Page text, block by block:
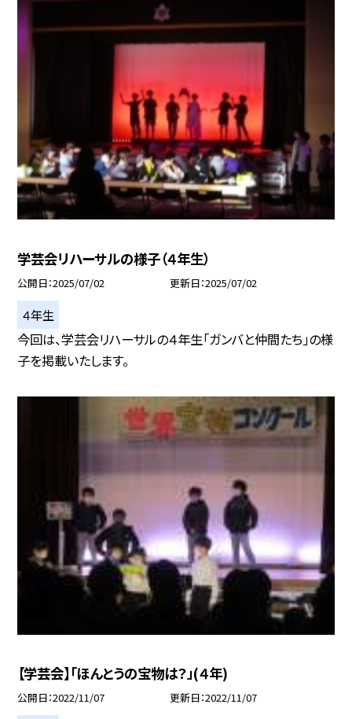
学芸会リハーサルの様子（４年生）
公開日 2025/07/02 更新日 2025/07/02
４年生
今回は、学芸会リハーサルの４年生「ガンバと仲間たち」の様
子を掲載いたします。
【学芸会】「ほんとうの宝物は？」(４年)
公開日 2022/11/07 更新日 2022/11/07